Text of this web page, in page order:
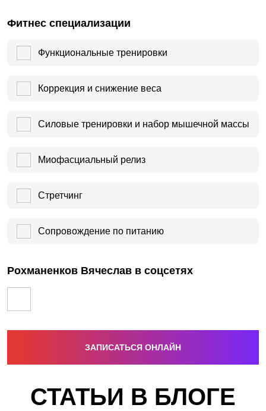
Фитнес специализации
Функциональные тренировки
Коррекция и снижение веса
Силовые тренировки и набор мышечной массы
Миофасциальный релиз
Стретчинг
Сопровождение по питанию
Рохманенков Вячеслав в соцсетях
ЗАПИСАТЬСЯ ОНЛАЙН
СТАТЬИ В БЛОГЕ